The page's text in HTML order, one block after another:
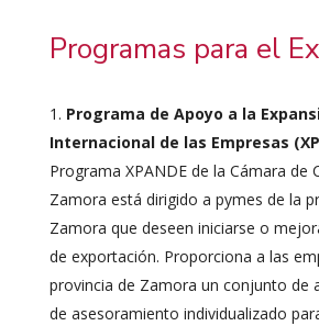
Programas para el
Programa de Apoyo a la
Internacional de las Empresas
Programa XPANDE de la Cámara de
Zamora está dirigido a pymes de la
Zamora que deseen iniciarse o
de exportación. Proporciona a las
provincia de Zamora un conjunto de
de asesoramiento individualizado